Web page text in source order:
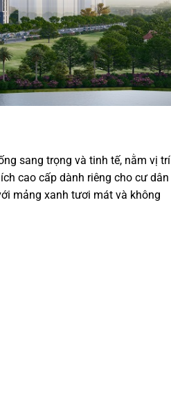
sang trọng và tinh tế, nằm vị trí
cao cấp dành riêng cho cư dân
mảng xanh tươi mát và không